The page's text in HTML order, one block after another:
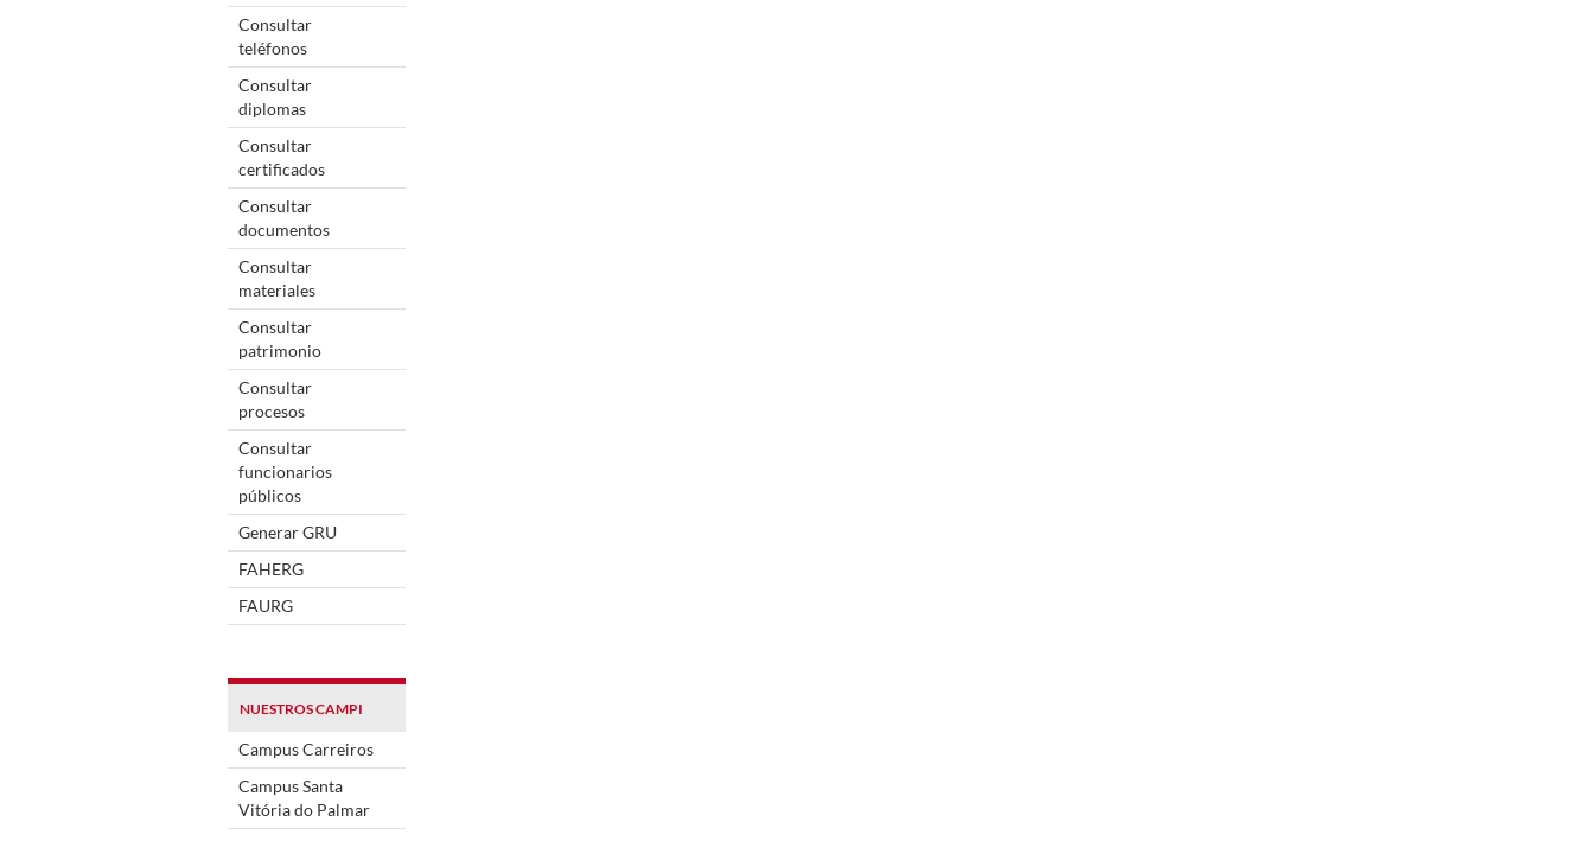
Consultar
teléfonos
Consultar
diplomas
Consultar
certificados
Consultar
documentos
Consultar
materiales
Consultar
patrimonio
Consultar
procesos
Consultar
funcionarios
públicos
Generar GRU
FAHERG
FAURG
NUESTROS CAMPI
Campus Carreiros
Campus Santa
Vitória do Palmar